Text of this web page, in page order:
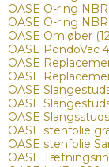
OASE O-ring
OASE O-ring
OASE Omløber
OASE PondoVac
OASE
OASE
OASE
OASE
OASE
OASE stenfolie
OASE stenfolie
OASE